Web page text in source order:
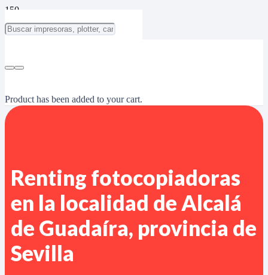
Product has been added to your cart.
Renting fotocopiadoras
en la localidad de Alcalá
de Guadaíra, provincia de
Sevilla